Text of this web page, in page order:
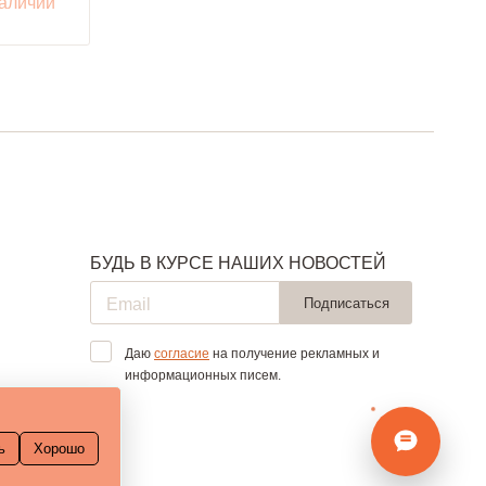
БУДЬ В КУРСЕ НАШИХ НОВОСТЕЙ
Подписаться
Даюсогласие на получение рекламных и
информационных писем.
Хорошо